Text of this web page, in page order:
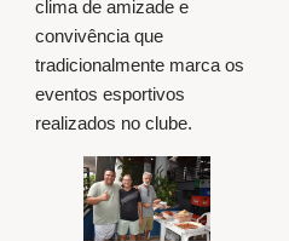
clima de amizade e
convivência que
tradicionalmente marca os
eventos esportivos
realizados no clube.